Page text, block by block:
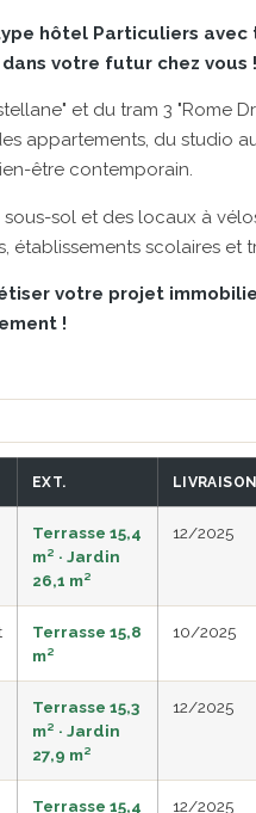
hôtel Particuliers avec
votre futur chez vous !
et du tram 3 "Rome
appartements, du studio
être contemporain.
sol et des locaux à
établissements scolaires et
votre projet
!
EXT. LIVRAISON
Terrasse 15,4
m² · Jardin
26,1 m²
12/2025
Terrasse 15,8
m²
10/2025
Terrasse 15,3
m² · Jardin
27,9 m²
12/2025
Terrasse 15,4
12/2025